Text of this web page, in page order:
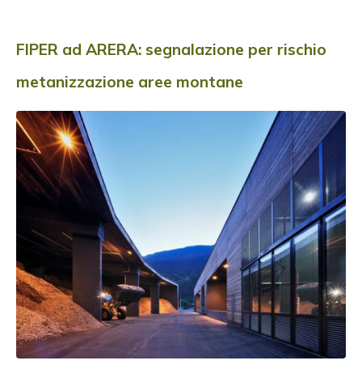
FIPER ad ARERA: segnalazione per rischio
metanizzazione aree montane
ISCRIVITI ALLA NEWSLETTER